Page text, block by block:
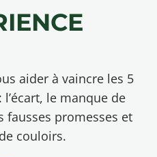
aider à vaincre les 5
le manque de
fausses promesses et
couloirs.